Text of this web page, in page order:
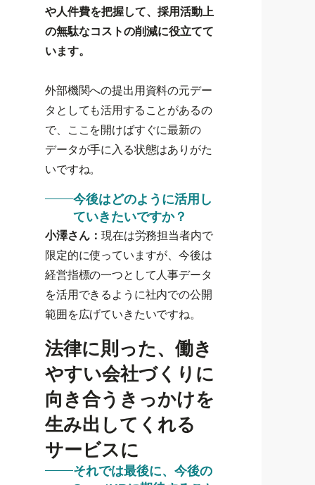
や人件費を把握して、採用活動上
の無駄なコストの削減に役立てて
います。
外部機関への提出用資料の元デー
タとしても活用することがあるの
で、ここを開けばすぐに最新の
データが手に入る状態はありがた
いですね。
今後はどのように活用し
ていきたいですか？
小澤さん： 現在は労務担当者内で
限定的に使っていますが、今後は
経営指標の一つとして人事データ
を活用できるように社内での公開
範囲を広げていきたいですね。
法律に則った、働き
やすい会社づくりに
向き合うきっかけを
生み出してくれる
サービスに
それでは最後に、今後の